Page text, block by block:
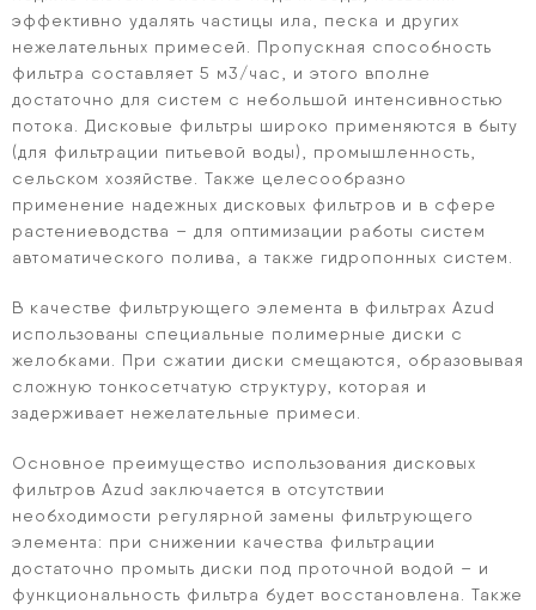
эффективно удалять частицы ила, песка и других
нежелательных примесей. Пропускная способность
фильтра составляет 5 м3/час, и этого вполне
достаточно для систем с небольшой интенсивностью
потока. Дисковые фильтры широко применяются в быту
(для фильтрации питьевой воды), промышленность,
сельском хозяйстве. Также целесообразно
применение надежных дисковых фильтров и в сфере
растениеводства – для оптимизации работы систем
автоматического полива, а также гидропонных систем.
В качестве фильтрующего элемента в фильтрах Azud
использованы специальные полимерные диски с
желобками. При сжатии диски смещаются, образовывая
сложную тонкосетчатую структуру, которая и
задерживает нежелательные примеси.
Основное преимущество использования дисковых
фильтров Azud заключается в отсутствии
необходимости регулярной замены фильтрующего
элемента: при снижении качества фильтрации
достаточно промыть диски под проточной водой – и
функциональность фильтра будет восстановлена. Также